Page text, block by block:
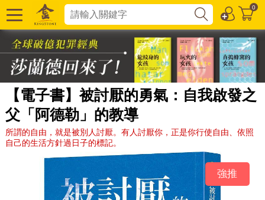
0
【電子書】被討厭的勇氣：自我啟發之
父「阿德勒」的教導
所謂的自由，就是被別人討厭。有人討厭你，正是你行使自由、依照
自己的生活方針過日子的標記。
強推